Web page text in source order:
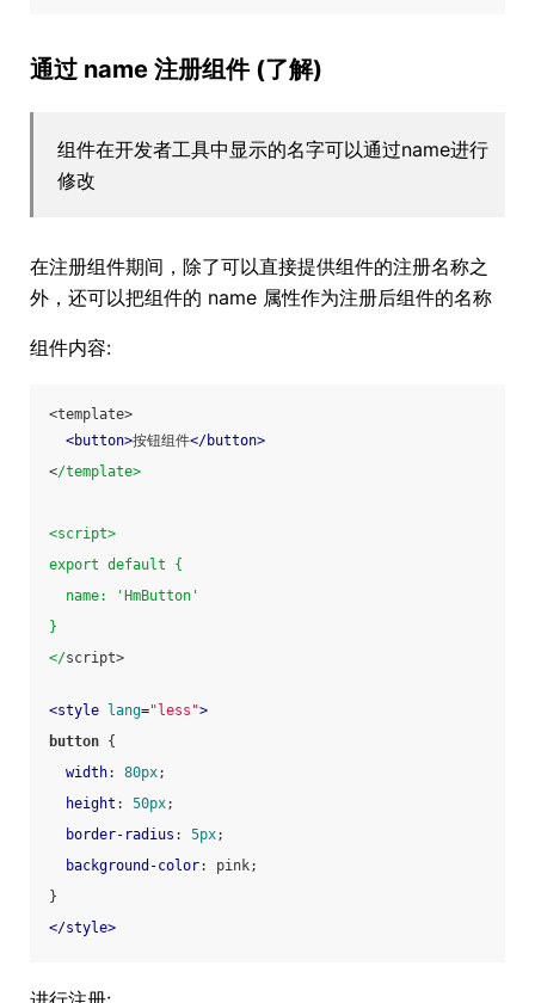
通过 name 注册组件 (了解)
组件在开发者工具中显示的名字可以通过name进行
修改
在注册组件期间，除了可以直接提供组件的注册名称之
外，还可以把组件的 name 属性作为注册后组件的名称
组件内容:
<template>
<button>按钮组件</button>
</template>
<script>
export default {
name: 'HmButton'
}
</script>
<style lang="less">
button {
width: 80px;
height : 50px;
border-radius : 5px;
background-color: pink;
}
</style>